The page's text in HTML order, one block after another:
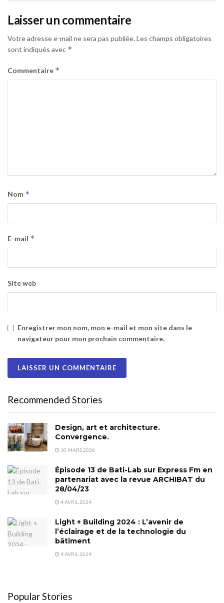
Laisser un commentaire
Votre adresse e-mail ne sera pas publiée. Les champs obligatoires
sont indiqués avec *
Commentaire *
Nom *
E-mail *
Site web
Enregistrer mon nom, mon e-mail et mon site dans le
navigateur pour mon prochain commentaire.
Recommended Stories
Design, art et architecture.
Convergence.
10 MARS 2026
Épisode 13 de Bati-Lab sur Express Fm en
partenariat avec la revue ARCHIBAT du
28/04/23
4 AVRIL 2024
Light + Building 2024 : L’avenir de
l’éclairage et de la technologie du
bâtiment
4 AVRIL 2024
Popular Stories